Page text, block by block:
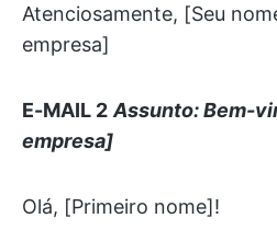
Atenciosamente, [Seu
empresa]
E-MAIL 2 Assunto: Bem-
empresa]
Olá, [Primeiro nome]!